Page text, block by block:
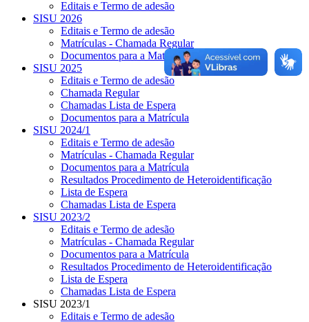
Editais e Termo de adesão
SISU 2026
Editais e Termo de adesão
Matrículas - Chamada Regular
Documentos para a Matrícula
SISU 2025
Editais e Termo de adesão
Chamada Regular
Chamadas Lista de Espera
Documentos para a Matrícula
SISU 2024/1
Editais e Termo de adesão
Matrículas - Chamada Regular
Documentos para a Matrícula
Resultados Procedimento de Heteroidentificação
Lista de Espera
Chamadas Lista de Espera
SISU 2023/2
Editais e Termo de adesão
Matrículas - Chamada Regular
Documentos para a Matrícula
Resultados Procedimento de Heteroidentificação
Lista de Espera
Chamadas Lista de Espera
SISU 2023/1
Editais e Termo de adesão